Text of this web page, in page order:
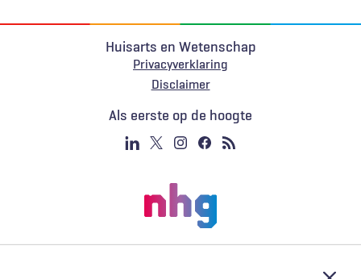
Huisarts en Wetenschap
Privacyverklaring
Voet
Disclaimer
Als eerste op de hoogte